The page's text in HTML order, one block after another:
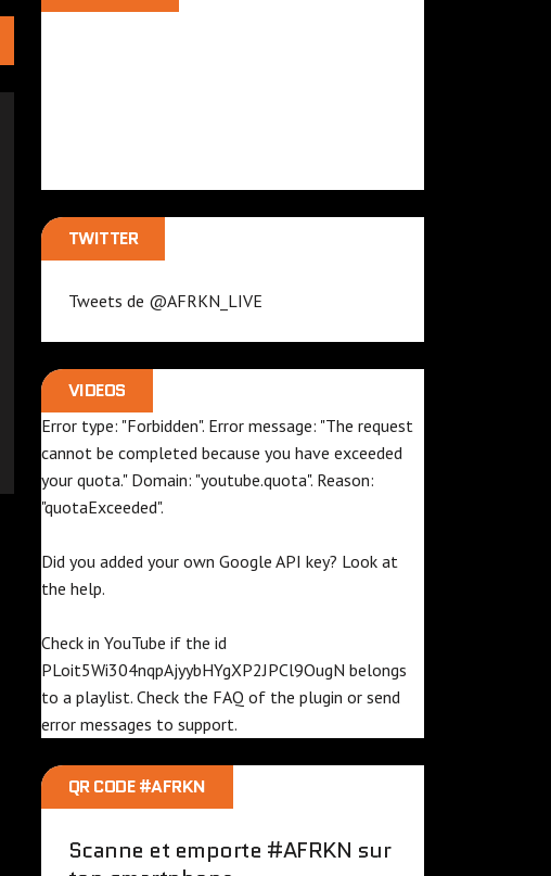
TWITTER
Tweets de @AFRKN_LIVE
VIDEOS
Error type: "Forbidden". Error message: "The request
cannot be completed because you have exceeded
your quota." Domain: "youtube.quota". Reason:
"quotaExceeded".
Did you added your own Google API key? Look at
the help.
Check in YouTube if the id
PLoit5Wi304nqpAjyybHYgXP2JPCl9OugN belongs
to a playlist. Check the FAQ of the plugin or send
error messages to support.
QR CODE #AFRKN
Scanne et emporte #AFRKN sur